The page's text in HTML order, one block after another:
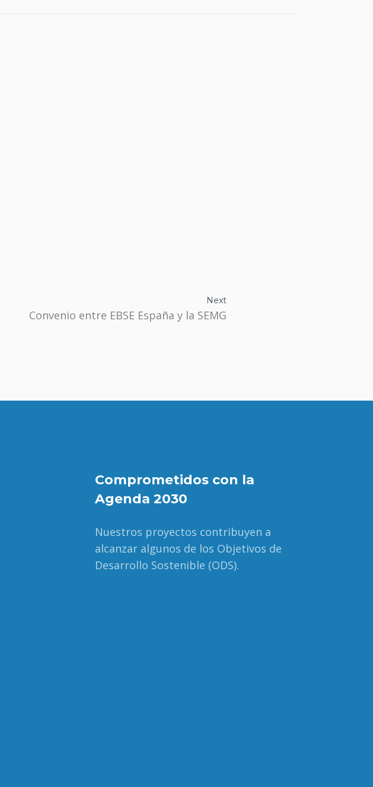
Next
Convenio entre EBSE España y la SEMG
Comprometidos con la
Agenda 2030
Nuestros proyectos contribuyen a
alcanzar algunos de los Objetivos de
Desarrollo Sostenible (ODS).